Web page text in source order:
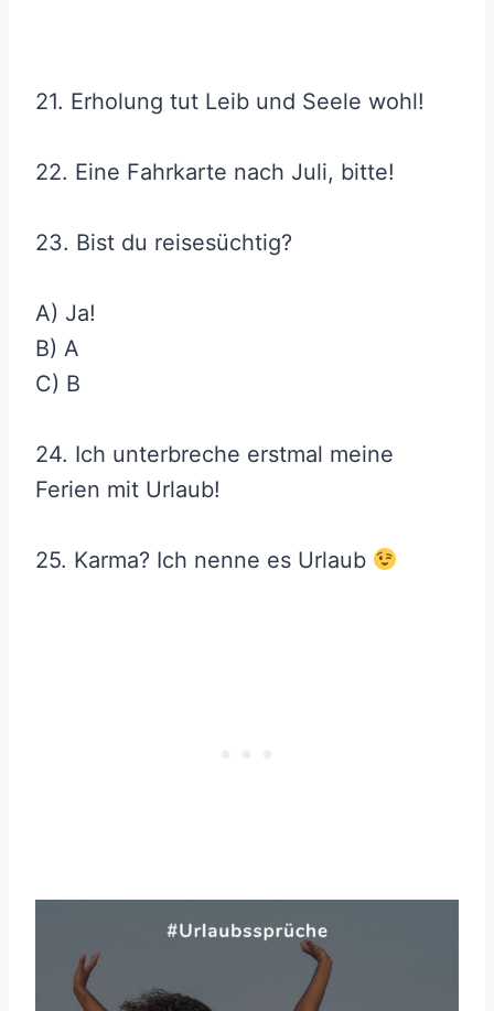
21. Erholung tut Leib und Seele wohl!
22. Eine Fahrkarte nach Juli, bitte!
23. Bist du reisesüchtig?
A) Ja!
B) A
C) B
24. Ich unterbreche erstmal meine
Ferien mit Urlaub!
25. Karma? Ich nenne es Urlaub